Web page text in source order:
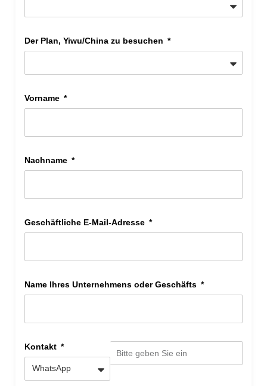
Der Plan, Yiwu/China zu besuchen
Vorname
Nachname
Geschäftliche E-Mail-Adresse
Name Ihres Unternehmens oder Geschäfts
Kontakt